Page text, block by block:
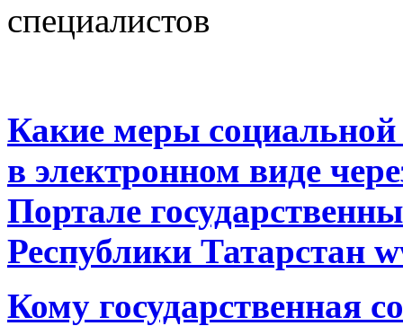
специалистов
Какие меры
в электронном виде
Портале
Республики Татарстан
Кому государственная